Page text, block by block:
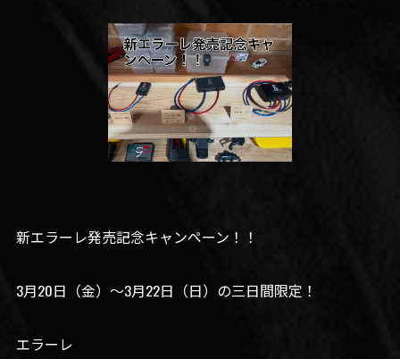
新エラーレ発売記念キャンペーン！！
3月20日（金）〜3月22日（日）の三日間限定！
エラーレ